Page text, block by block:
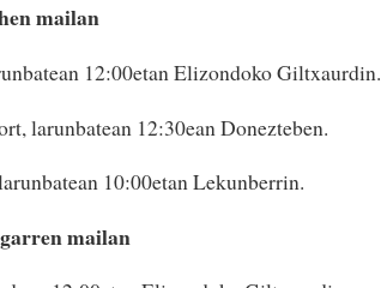
mailan
12:00etan Elizondoko Giltxaurdin.
larunbatean 12:30ean Donezteben.
10:00etan Lekunberrin.
mailan